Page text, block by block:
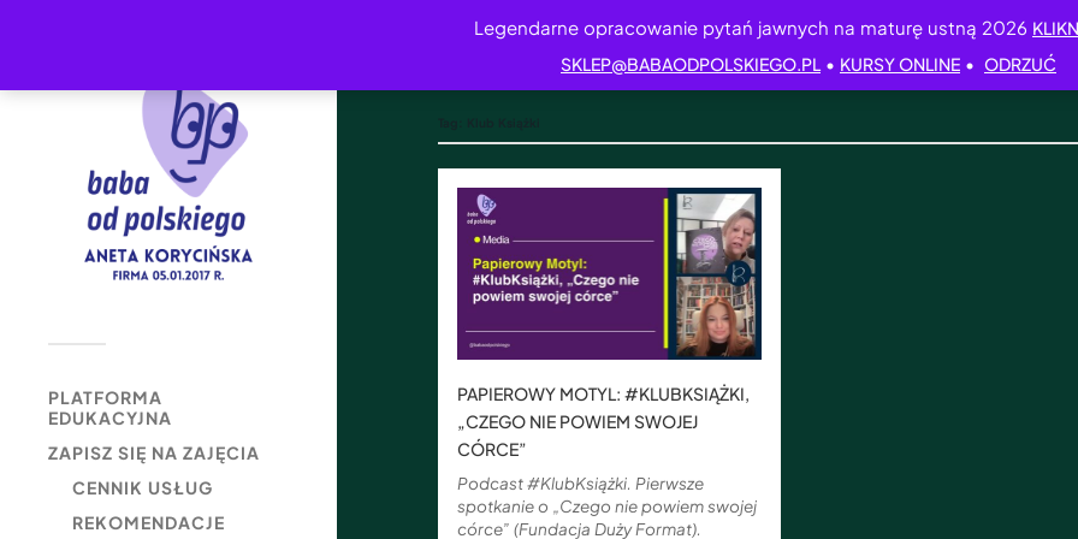
Legendarne opracowanie pytań jawnych na maturę ustną 2026
SKLEP@BABAODPOLSKIEGO.PL • KURSY ONLINE • ODRZUĆ
PLATFORMA
EDUKACYJNA
ZAPISZ SIĘ NA ZAJĘCIA
CENNIK USŁUG
REKOMENDACJE
PAPIEROWY MOTYL: #KLUBKSIĄŻKI,
„CZEGO NIE POWIEM SWOJEJ
CÓRCE”
Podcast #KlubKsiążki. Pierwsze
spotkanie o „Czego nie powiem swojej
córce” (Fundacja Duży Format).